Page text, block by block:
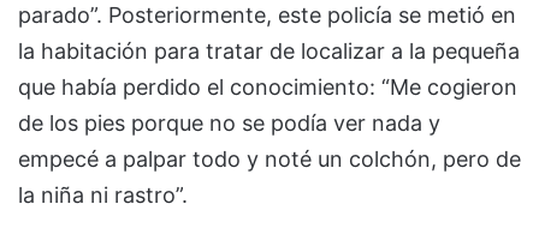
parado”. Posteriormente, este policía se metió en
la habitación para tratar de localizar a la pequeña
que había perdido el conocimiento: “Me cogieron
de los pies porque no se podía ver nada y
empecé a palpar todo y noté un colchón, pero de
la niña ni rastro”.